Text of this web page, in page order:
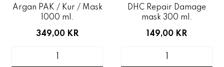
Argan PAK / Kur / Mask
1000 ml.
349,00 KR
DHC Repair Damage
mask 300 ml.
149,00 KR